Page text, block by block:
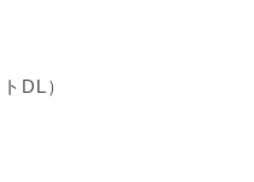
DL）